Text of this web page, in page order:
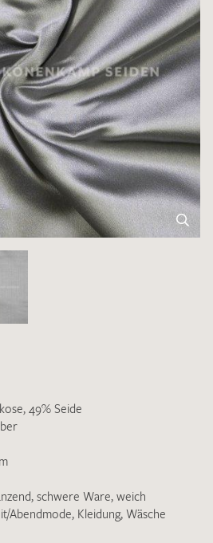
dass meine angegebenen Daten
Musteranfrage genutzt werden.
habe ich zur Kenntnis
diese.
49% Seide
, schwere Ware, weich
Abendmode, Kleidung, Wäsche